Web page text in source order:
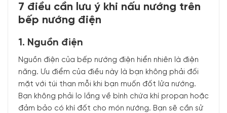
7 điều cần lưu ý khi nấu nướng trên
bếp nướng điện
1. Nguồn điện
Nguồn điện của bếp nướng điện hiển nhiên là điện
năng. Ưu điểm của điều này là bạn không phải đối
mặt với túi than mỗi khi bạn muốn đốt lửa nướng.
Bạn không phải lo lắng về bình chứa khí propan hoặc
đảm bảo có khí đốt cho món nướng. Bạn sẽ cần sử